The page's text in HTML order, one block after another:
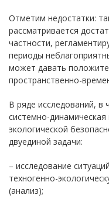
Отметим недостатки:
рассматривается
частности,
периоды
может давать
пространственно-
В ряде исследований, в
системно-
экологической
двуединой задачи:
– исследование
техногенно-
(анализ);